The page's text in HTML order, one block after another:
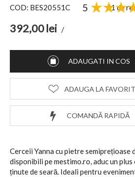
COD: BES20551C 5 51 de
392,00lei /
ADAUGATI IN COS
COMANDĂ RAPIDĂ
ADAUGA LA
Cerceii Yanna cu pietre semiprețioase
disponibili pe mestimo.ro, aduc un
ținute de seară. Ideali pentru